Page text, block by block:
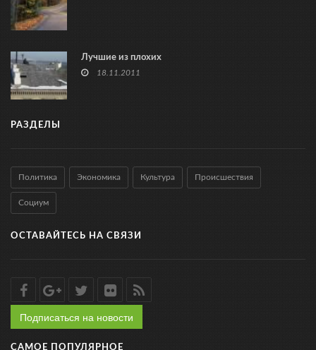
Лучшие из плохих
18.11.2011
РАЗДЕЛЫ
Политика Экономика Культура Происшествия
Социум
ОСТАВАЙТЕСЬ НА СВЯЗИ
Подписаться на новости
САМОЕ ПОПУЛЯРНОЕ